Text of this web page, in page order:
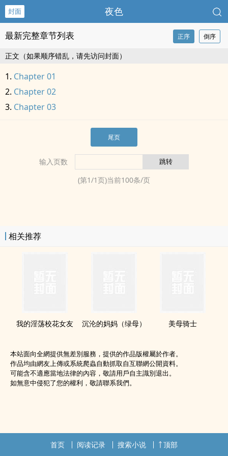
封面 夜色
最新完整章节列表 正序 倒序
正文（如果顺序错乱，请先访问封面）
Chapter 01
Chapter 02
Chapter 03
尾页
输入页数
(第1/1页)当前100条/页
相关推荐
我的‌­淫­‌荡‌‎​校花女友 沉沦的妈妈（绿母） 美母骑士
本站面向全網提供無差別服務，提供的作品版權屬於作者。
作品均由網友上傳或系統爬蟲自動抓取自互聯網公開資料。
可能含不適應當地法律的內容，敬請用戶自主識別退出。
如無意中侵犯了您的權利，敬請聯系我們。
首页 阅读记录 搜索小说 顶部